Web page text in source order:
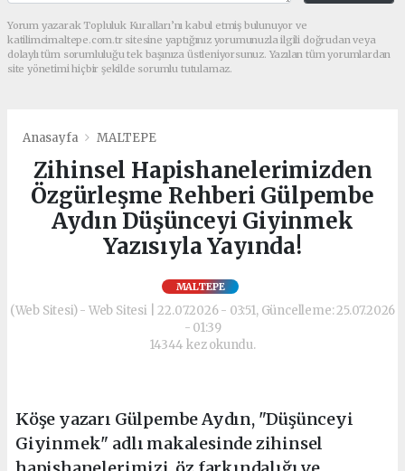
Yorum yazarak Topluluk Kuralları’nı kabul etmiş bulunuyor ve
katilimcimaltepe.com.tr sitesine yaptığınız yorumunuzla ilgili doğrudan veya
dolaylı tüm sorumluluğu tek başınıza üstleniyorsunuz. Yazılan tüm yorumlardan
site yönetimi hiçbir şekilde sorumlu tutulamaz.
Anasayfa MALTEPE
Zihinsel Hapishanelerimizden
Özgürleşme Rehberi Gülpembe
Aydın Düşünceyi Giyinmek
Yazısıyla Yayında!
MALTEPE
(Web Sitesi) - Web Sitesi | 22.07.2026 - 03:51, Güncelleme: 25.07.2026
- 01:39
14344 kez okundu.
Köşe yazarı Gülpembe Aydın, "Düşünceyi
Giyinmek" adlı makalesinde zihinsel